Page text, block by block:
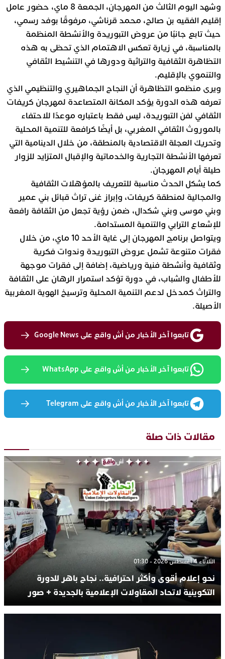
وشهد اليوم الثالث من المهرجان، الجمعة 8 ماي، حضور عامل
إقليم الفقيه بن صالح، محمد قرناشي، مرفوقًا بوفد رسمي،
حيث تابع جانبًا من عروض التبوريدة والأنشطة المنظمة
بالمناسبة، في زيارة تعكس الاهتمام الذي تحظى به هذه
التظاهرة الثقافية والتراثية ودورها في التنشيط الثقافي
والتنموي بالإقليم.
ويرى منظمو التظاهرة أن النجاح الجماهيري والتنظيمي الذي
تعرفه هذه الدورة يؤكد المكانة المتصاعدة لمهرجان كريفات
الثقافي لفن التبوريدة، ليس فقط باعتباره موعدًا للاحتفاء
بالموروث الثقافي المغربي، بل أيضًا كرافعة للتنمية المحلية
وتحريك العجلة الاقتصادية بالمنطقة، من خلال الدينامية التي
تعرفها الأنشطة التجارية والخدماتية والإقبال المتزايد للزوار
طيلة أيام المهرجان.
كما يشكل الحدث مناسبة للتعريف بالمؤهلات الثقافية
والمجالية لمنطقة كريفات، وإبراز غنى تراث قبائل بني عمير
وبني موسى وبني شكدال، ضمن رؤية تجعل من الثقافة رافعة
للإشعاع الترابي والتنمية المستدامة.
ويتواصل برنامج المهرجان إلى غاية الأحد 10 ماي، من خلال
فقرات متنوعة تشمل عروض التبوريدة وندوات فكرية
وثقافية وأنشطة فنية ورياضية، إضافة إلى فقرات موجهة
للأطفال والشباب، في دورة تؤكد استمرار الرهان على الثقافة
والتراث كمدخل لدعم التنمية المحلية وترسيخ الهوية المغربية
الأصيلة.
تابعوا آخر الأخبار من أش واقع على Google News
تابعوا آخر الأخبار من أش واقع على WhatsApp
تابعوا آخر الأخبار من أش واقع على Telegram
مقالات ذات صلة
الثلاثاء 4 أغسطس 2026 - 01:30
نحو إعلام أقوى وأكثر احترافية.. نجاح باهر للدورة
التكوينية لاتحاد المقاولات الإعلامية بالجديدة + صور